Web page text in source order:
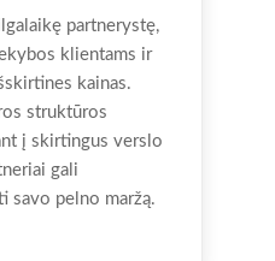
partnerystę,
klientams ir
kainas.
struktūros
į skirtingus verslo
gali
savo pelno maržą.